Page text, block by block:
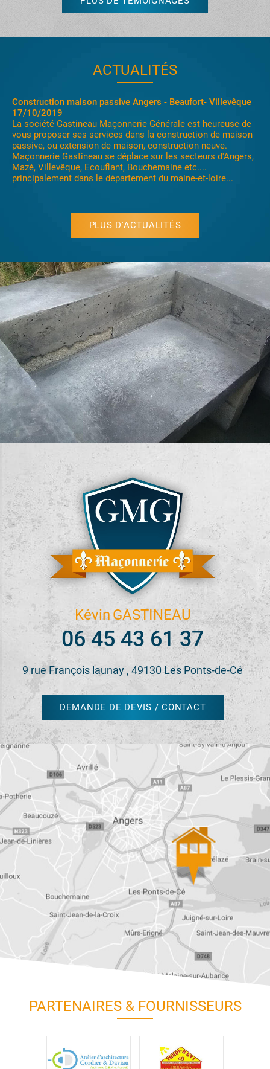
ACTUALITÉS
Construction maison passive Angers - Beaufort- Villevêque
17/10/2019
La société Gastineau Maçonnerie Générale est heureuse de
vous proposer ses services dans la construction de maison
passive, ou extension de maison, construction neuve.
Maçonnerie Gastineau se déplace sur les secteurs d'Angers,
Mazé, Villevêque, Ecouflant, Bouchemaine etc....
principalement dans le département du maine-et-loire...
PLUS D'ACTUALITÉS
Kévin GASTINEAU
06 45 43 61 37
9 rue François launay , 49130 Les Ponts-de-Cé
DEMANDE DE DEVIS / CONTACT
PARTENAIRES & FOURNISSEURS